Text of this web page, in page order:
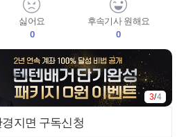
싫어요
0
후속기사 원해요
0
3/4
경지면 구독신청